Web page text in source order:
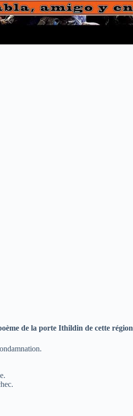
de la porte Ithildin de cette région